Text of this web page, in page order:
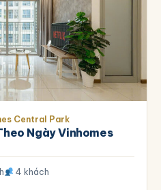
Central Park
Ngày Vinhomes
4 khách